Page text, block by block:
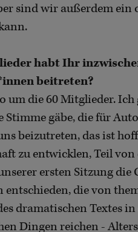
sind wir außerdem
habt Ihr
beitreten?
um die 60 Mitglieder.
Stimme gäbe, die für
beizutreten, das ist
zu entwicklen, Teil
ersten Sitzung
die von
dramatischen Textes
Dingen reichen -